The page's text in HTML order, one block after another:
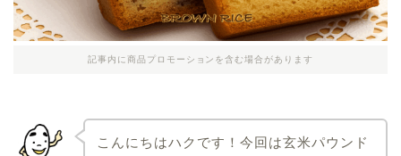
記事内に商品プロモーションを含む場合があります
こんにちはハクです！今回は玄米パウンド